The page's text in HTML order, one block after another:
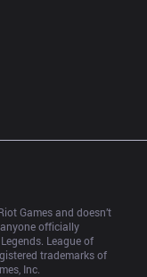
Games and doesn’t
officially
League of
trademarks of
Inc.